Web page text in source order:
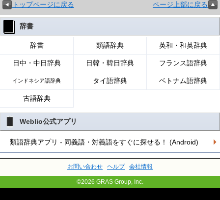
トップページに戻る ページ上部に戻る
辞書
辞書 類語辞典 英和・和英辞典
日中・中日辞典 日韓・韓日辞典 フランス語辞典
インドネシア語辞典 タイ語辞典 ベトナム語辞典
古語辞典
Weblio公式アプリ
類語辞典アプリ - 同義語・対義語をすぐに探せる！ (Android)
お問い合わせ ヘルプ 会社情報
©2026 GRAS Group, Inc.